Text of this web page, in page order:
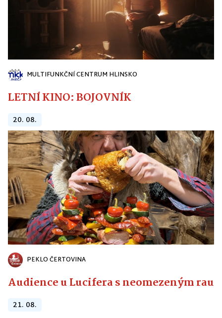
MULTIFUNKČNÍ CENTRUM HLINSKO
LETNÍ KINO: BOJOVNÍK
20. 08.
PEKLO ČERTOVINA
Audience u Lucifera s neomezeným
21. 08.